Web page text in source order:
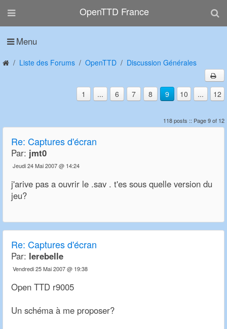
OpenTTD France
Menu
Liste des Forums OpenTTD Discussion Générales
1 ... 6 7 8 9 10 ... 12
118 posts :: Page 9 of 12
Re: Captures d'écran
Par: jmt0
Jeudi 24 Mai 2007 @ 14:24
j'arive pas a ouvrir le .sav . t'es sous quelle version du
jeu?
Re: Captures d'écran
Par: lerebelle
Vendredi 25 Mai 2007 @ 19:38
Open TTD r9005
Un schéma à me proposer?